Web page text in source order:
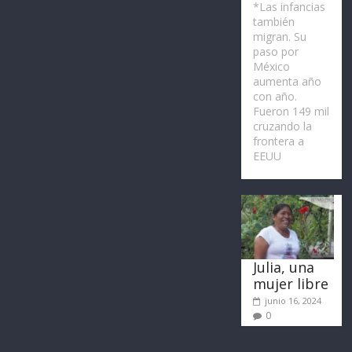
*Las infancias
también
migran. Su
paso por
México
aumenta año
con año.
Fueron 149 mil
cruzando la
frontera a
EEUU
Julia, una
mujer libre
junio 16, 2024
0